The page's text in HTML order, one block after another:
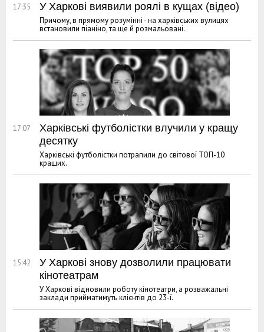
17:35 У Харкові виявили роялі в кущах (відео)
Причому, в прямому розумінні - на харківських вулицях
встановили піаніно, та ще й розмальовані.
17:07
Харківські футболістки влучили у кращу
десятку
Харківські футболістки потрапили до світової ТОП-10
кращих.
15:42
У Харкові знову дозволили працювати
кінотеатрам
У Харкові відновили роботу кінотеатри, а розважальні
заклади прийматимуть клієнтів до 23-ї.